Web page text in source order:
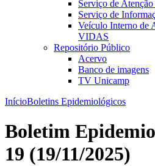
Serviço de
Serviço de
Veículo Interno de
VIDAS
Repositório Público
Acervo
Banco de imagens
TV Unicamp
InícioBoletins Epidemiológicos
Boletim
19 (19/11/2025)